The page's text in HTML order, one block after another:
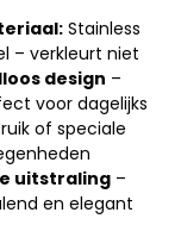
Stainless
– verkleurt niet
design –
voor dagelijks
of speciale
uitstraling –
en elegant